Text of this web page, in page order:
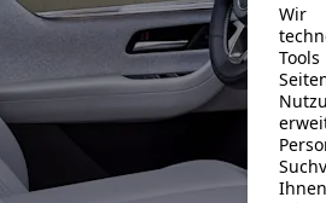
Wir